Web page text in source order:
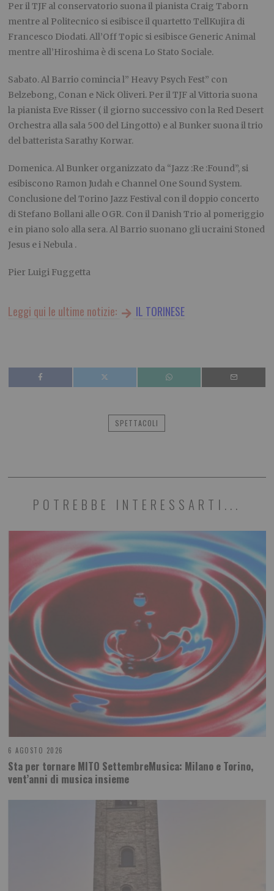
Per il TJF al conservatorio suona il pianista Craig Taborn
mentre al Politecnico si esibisce il quartetto TellKujira di
Francesco Diodati. All’Off Topic si esibisce Generic Animal
mentre all’Hiroshima è di scena Lo Stato Sociale.
Sabato.Al Barrio comincia l” Heavy Psych Fest” con
Belzebong, Conan e Nick Oliveri. Per il TJF al Vittoria suona
la pianista Eve Risser ( il giorno successivo con la Red Desert
Orchestra alla sala 500 del Lingotto) e al Bunker suona il trio
del batterista Sarathy Korwar.
Domenica.Al Bunker organizzato da “Jazz :Re :Found”, si
esibiscono Ramon Judah e Channel One Sound System.
Conclusione del Torino Jazz Festival con il doppio concerto
di Stefano Bollani alle OGR. Con il Danish Trio al pomeriggio
e in piano solo alla sera. Al Barrio suonano gli ucraini Stoned
Jesus e i Nebula .
Pier Luigi Fuggetta
Leggi qui le ultime notizie: IL TORINESE
SPETTACOLI
POTREBBE INTERESSARTI...
6 AGOSTO 2026
Sta per tornare MITO SettembreMusica: Milano e Torino,
vent’anni di musica insieme